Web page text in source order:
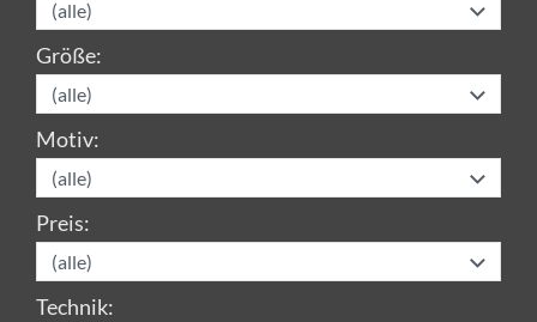
Größe:
Motiv:
Preis:
Technik: